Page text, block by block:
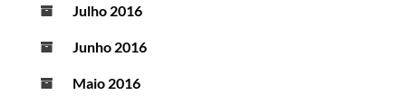
Julho 2016
Junho 2016
Maio 2016